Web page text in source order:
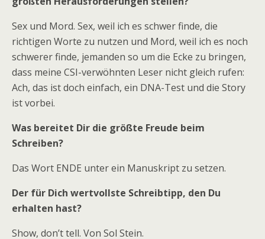
Sex und Mord. Sex, weil ich es schwer finde, die
richtigen Worte zu nutzen und Mord, weil ich es noch
schwerer finde, jemanden so um die Ecke zu bringen,
dass meine CSI-verwöhnten Leser nicht gleich rufen:
Ach, das ist doch einfach, ein DNA-Test und die Story
ist vorbei.
Was bereitet Dir die größte Freude beim
Schreiben?
Das Wort ENDE unter ein Manuskript zu setzen.
Der für Dich wertvollste Schreibtipp, den Du
erhalten hast?
Show, don’t tell. Von Sol Stein.